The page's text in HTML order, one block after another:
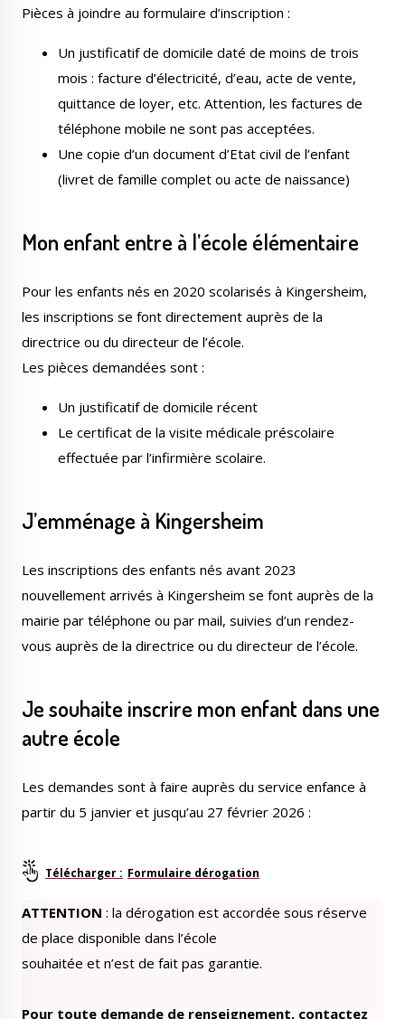
Pièces à joindre au formulaire d’inscription :
Un justificatif de domicile daté de moins de trois
mois : facture d’électricité, d’eau, acte de vente,
quittance de loyer, etc. Attention, les factures de
téléphone mobile ne sont pas acceptées.
Une copie d’un document d’Etat civil de l’enfant
(livret de famille complet ou acte de naissance)
Mon enfant entre à l’école élémentaire
Pour les enfants nés en 2020 scolarisés à Kingersheim,
les inscriptions se font directement auprès de la
directrice ou du directeur de l’école.
Les pièces demandées sont :
Un justificatif de domicile récent
Le certificat de la visite médicale préscolaire
effectuée par l’infirmière scolaire.
J’emménage à Kingersheim
Les inscriptions des enfants nés avant 2023
nouvellement arrivés à Kingersheim se font auprès de la
mairie par téléphone ou par mail, suivies d’un rendez-
vous auprès de la directrice ou du directeur de l’école.
Je souhaite inscrire mon enfant dans une
autre école
Les demandes sont à faire auprès du service enfance à
partir du 5 janvier et jusqu’au 27 février 2026 :
Formulaire dérogation
ATTENTION : la dérogation est accordée sous réserve
de place disponible dans l’école
souhaitée et n’est de fait pas garantie.
Pour toute demande de renseignement, contactez